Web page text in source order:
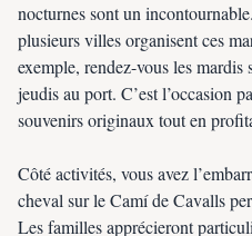
nocturnes sont un
plusieurs villes organisent ces
exemple, rendez-vous les mardis
jeudis au port. C’est l’occasion
souvenirs originaux tout en
Côté activités, vous avez
cheval sur le Camí de Cavalls
Les familles apprécieront